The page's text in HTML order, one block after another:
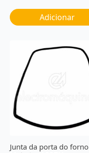
Adicionar
Junta da porta do forno